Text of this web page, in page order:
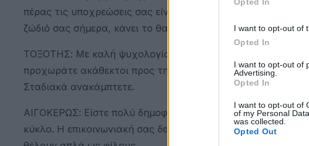
I want to opt-out of
Opted In
I want to opt-out of
Advertising.
Opted In
I want to opt-out of
of my Personal
was collected.
Opted Out
πέρας τις υποχρεώσεις σας είναι θετικές και όλες οι
ζώδιό σας σήμερα, κάνει το θαύμα της.
ΤΟΞΟΤΗΣ: Με καλή ψυχολογία και εξαιρετική διάθεση,
προχωράτε ακάθεκτοι προς την επιτυχία. Οι σχέσεις
Σταδιακά ανακάμπτετε.
ΑΙΓΟΚΕΡΩΣ: Είστε πολύ δημοφιλείς και εξαιρετικά
κύκλο. Η επικοινωνιακή σας δεινότητα φέρνει κοντά σας